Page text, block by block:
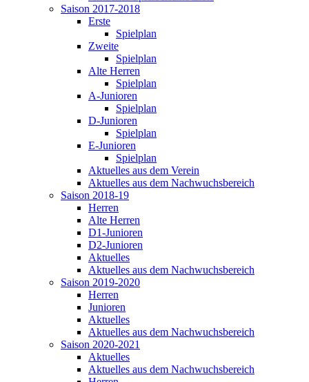
Saison 2017-2018
Erste
Spielplan
Zweite
Spielplan
Alte Herren
Spielplan
A-Junioren
Spielplan
D-Junioren
Spielplan
E-Junioren
Spielplan
Aktuelles aus dem Verein
Aktuelles aus dem Nachwuchsbereich
Saison 2018-19
Herren
Alte Herren
D1-Junioren
D2-Junioren
Aktuelles
Aktuelles aus dem Nachwuchsbereich
Saison 2019-2020
Herren
Junioren
Aktuelles
Aktuelles aus dem Nachwuchsbereich
Saison 2020-2021
Aktuelles
Aktuelles aus dem Nachwuchsbereich